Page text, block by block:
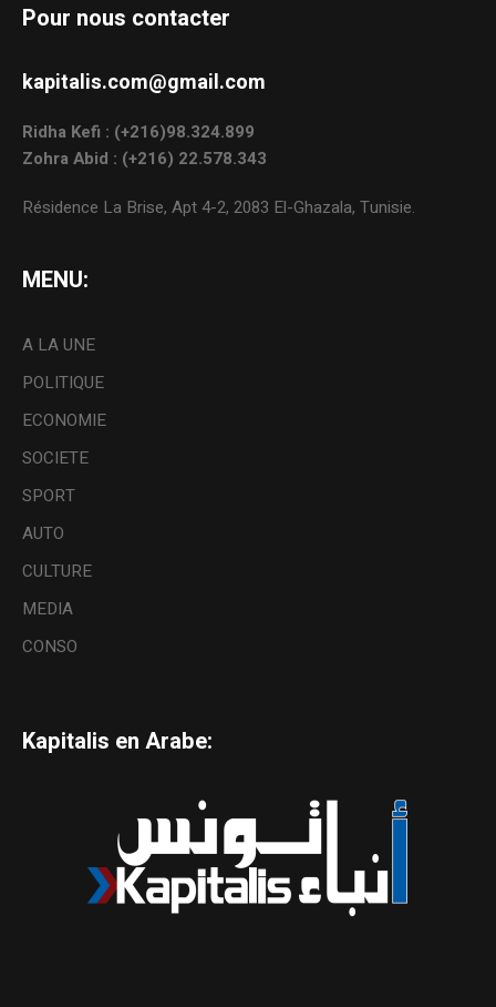
Pour nous contacter
kapitalis.com@gmail.com
Ridha Kefi : (+216)98.324.899
Zohra Abid : (+216) 22.578.343
Résidence La Brise, Apt 4-2, 2083 El-Ghazala, Tunisie.
MENU:
A LA UNE
POLITIQUE
ECONOMIE
SOCIETE
SPORT
AUTO
CULTURE
MEDIA
CONSO
Kapitalis en Arabe: